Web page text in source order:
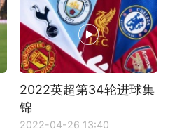
2022英超第34轮进球集
锦
2022-04-26 13:40